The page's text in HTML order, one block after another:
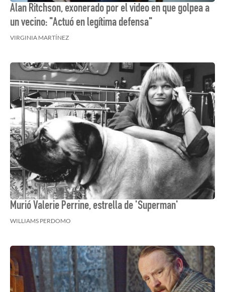
Alan Ritchson, exonerado por el video en que golpea a
un vecino: "Actuó en legítima defensa"
VIRGINIA MARTÍNEZ
Murió Valerie Perrine, estrella de 'Superman'
WILLIAMS PERDOMO